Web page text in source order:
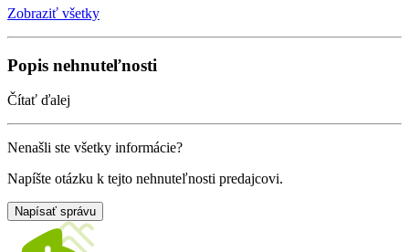
Zobraziť všetky
Popis nehnuteľnosti
Čítať ďalej
Nenašli ste všetky informácie?
Napíšte otázku k tejto nehnuteľnosti predajcovi.
Napísať správu